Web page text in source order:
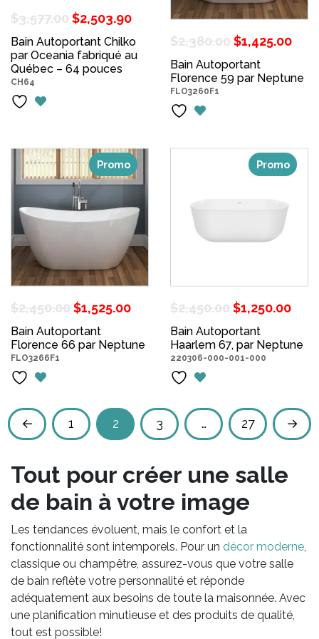
$3,577.00 Le
prix
initial
était :
$2,503.90
actuel
$2,503.90.
Bain Autoportant Chilko
par Oceania fabriqué au
Québec – 64 pouces
CH64
$2,380.00 Le
prix
initial
$1,425.00
Bain Autoportant
Florence 59 par Neptune
FLO3260F1
Promo
$2,450.00 Le
prix
initial
$1,525.00
actuel
$1,525.00.
Bain Autoportant
Florence 66 par Neptune
FLO3266F1
Promo
$2,450.00 Le
prix
initial
était :
$1,250.00
Bain Autoportant
Haarlem 67, par Neptune
220306-000-001-000
← 1 2 3 … 27 →
Tout pour créer une salle
de bain à votre image
Les tendances évoluent, mais le confort et la
fonctionnalité sont intemporels. Pour un décor moderne
classique ou champêtre, assurez-vous que votre salle
de bain reflète votre personnalité et réponde
adéquatement aux besoins de toute la maisonnée. Avec
une planification minutieuse et des produits de qualité,
tout est possible!